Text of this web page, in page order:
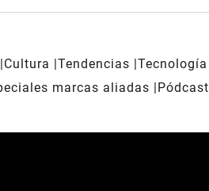
Cultura Tendencias Tecnología
marcas aliadas
Pódcast